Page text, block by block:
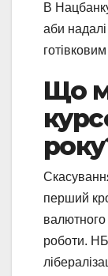
В
аби
Що
перший
роботи.